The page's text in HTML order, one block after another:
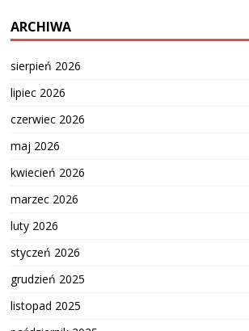
ARCHIWA
sierpień 2026
lipiec 2026
czerwiec 2026
maj 2026
kwiecień 2026
marzec 2026
luty 2026
styczeń 2026
grudzień 2025
listopad 2025